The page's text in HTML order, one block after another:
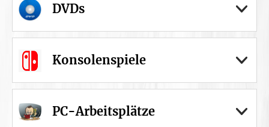
DVDs
Konsolenspiele
PC-Arbeitsplätze